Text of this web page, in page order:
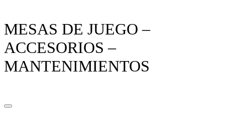
MESAS DE JUEGO –
ACCESORIOS –
MANTENIMIENTOS